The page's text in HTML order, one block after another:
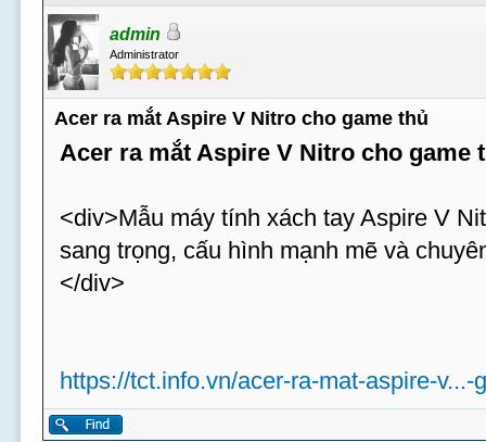
admin
Administrator
Acer ra mắt Aspire V Nitro cho game thủ
Acer ra mắt Aspire V Nitro cho game
<div>Mẫu máy tính xách tay Aspire V
sang trọng, cấu hình mạnh mẽ và
</div>
https://tct.info.vn/acer-ra-mat-aspire-v...-